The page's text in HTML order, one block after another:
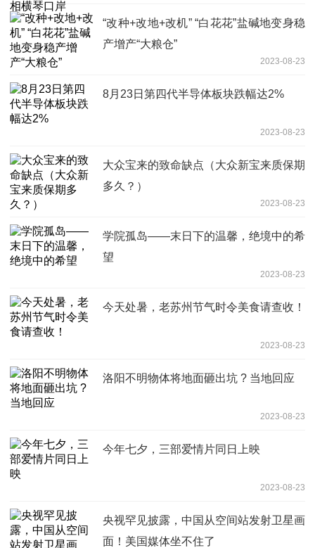
“改种+改地+改机” “白花花”盐碱地变身稳
产增产“大粮仓”
2023-08-23
8月23日第四代半导体板块跌幅达2%
2023-08-23
大众宝来的致命缺点（大众新宝来质保期
多久？）
2023-08-23
学院孤岛——末日下的温馨，绝境中的希
望
2023-08-23
今天处暑，老苏州节气时令美食请查收！
2023-08-23
洛阳不明物体将地面砸出坑 ? 当地回应
2023-08-23
今年七夕，三部爱情片同日上映
2023-08-23
央视罕见披露，中国从空间站发射卫星画
面！美国媒体坐不住了